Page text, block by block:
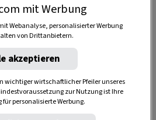
mit Werbung
Webanalyse, personalisierter Werbung
von Drittanbietern.
akzeptieren
wichtiger wirtschaftlicher Pfeiler unseres
zur Nutzung ist Ihre
personalisierte Werbung.